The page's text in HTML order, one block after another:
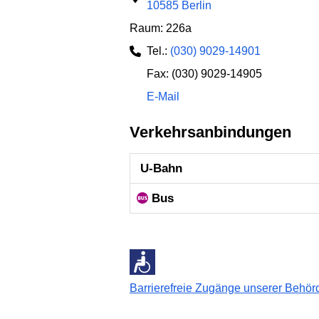
10585 Berlin
Raum: 226a
Tel.: (030) 9029-14901
Fax: (030) 9029-14905
E-Mail
Verkehrsanbindungen
U-Bahn
Bus
Barrierefreie Zugänge unserer